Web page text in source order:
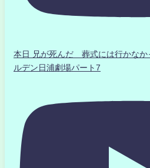
本日 兄が死んだ 葬式には行かな
ルデン日浦劇場パート7